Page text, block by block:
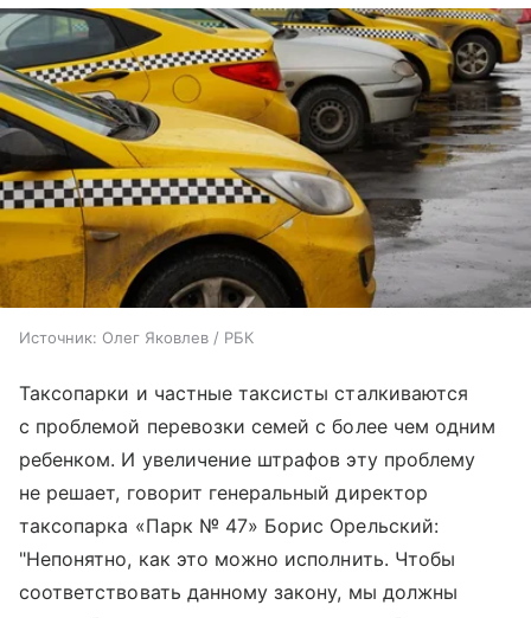
Источник: Олег Яковлев / РБК
Таксопарки и частные таксисты сталкиваются
с проблемой перевозки семей с более чем одним
ребенком. И увеличение штрафов эту проблему
не решает, говорит генеральный директор
таксопарка «Парк № 47» Борис Орельский:
"Непонятно, как это можно исполнить. Чтобы
соответствовать данному закону, мы должны